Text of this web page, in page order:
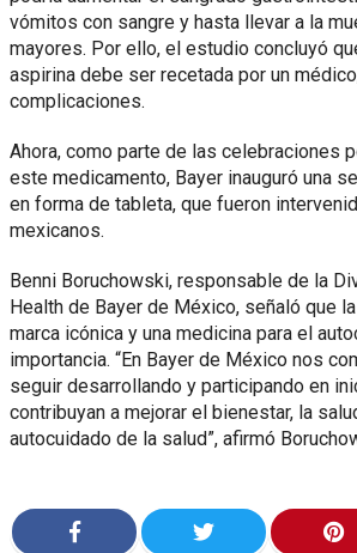
vómitos con sangre y hasta llevar a la
mayores. Por ello, el estudio concluyó
aspirina debe ser recetada por un
complicaciones.
Ahora, como parte de las celebraciones
este medicamento, Bayer inauguró una
en forma de tableta, que fueron
mexicanos.
Benni Boruchowski, responsable de la
Health de Bayer de México, señaló que
marca icónica y una medicina para el
importancia. “En Bayer de México nos
seguir desarrollando y participando en
contribuyan a mejorar el bienestar, la
autocuidado de la salud”, afirmó